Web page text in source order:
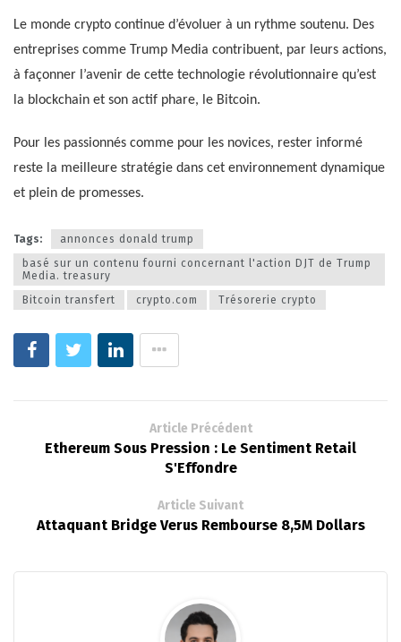
Le monde crypto continue d’évoluer à un rythme soutenu. Des
entreprises comme Trump Media contribuent, par leurs actions,
à façonner l’avenir de cette technologie révolutionnaire qu’est
la blockchain et son actif phare, le Bitcoin.
Pour les passionnés comme pour les novices, rester informé
reste la meilleure stratégie dans cet environnement dynamique
et plein de promesses.
Tags:
annonces donald trump
basé sur un contenu fourni concernant l'action DJT de Trump
Media. treasury
Bitcoin transfert
crypto.com Trésorerie crypto
Article Précédent
Ethereum Sous Pression : Le Sentiment Retail
S'Effondre
Article Suivant
Attaquant Bridge Verus Rembourse 8,5M Dollars